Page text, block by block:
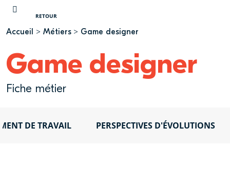
RETOUR
Accueil Métiers Game designer
Game designer
Fiche métier
DE TRAVAIL PERSPECTIVES D'ÉVOLUTIONS